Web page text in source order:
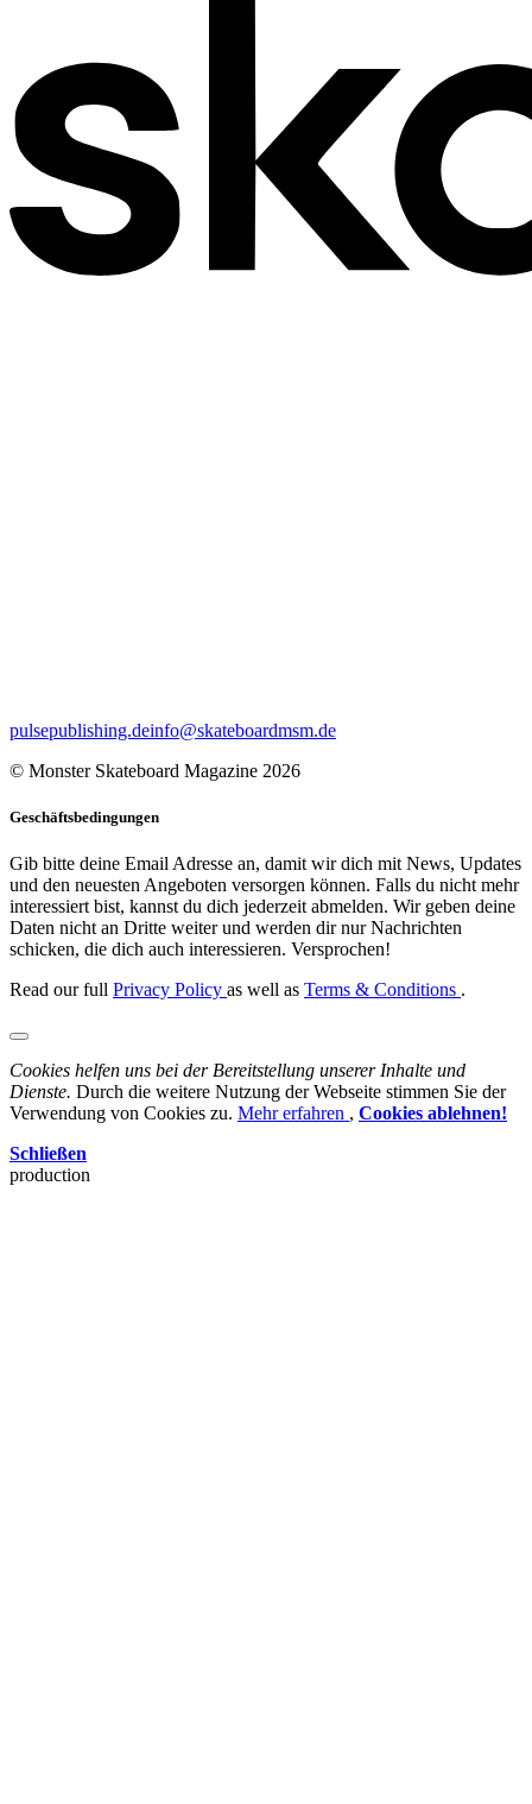
pulsepublishing.deinfo@skateboardmsm.de
© Monster Skateboard Magazine 2026
Geschäftsbedingungen
Gib bitte deine Email Adresse an, damit wir dich mit News, Updates
und den neuesten Angeboten versorgen können. Falls du nicht mehr
interessiert bist, kannst du dich jederzeit abmelden. Wir geben deine
Daten nicht an Dritte weiter und werden dir nur Nachrichten
schicken, die dich auch interessieren. Versprochen!
Read our full Privacy Policy as well as Terms & Conditions .
Cookies helfen uns bei der Bereitstellung unserer Inhalte und
Dienste. Durch die weitere Nutzung der Webseite stimmen Sie der
Verwendung von Cookies zu. Mehr erfahren , Cookies ablehnen!
Schließen
production